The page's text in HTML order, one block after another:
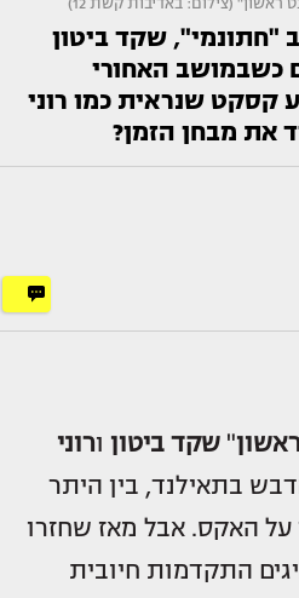
(צילום: באדיבות קשת 12)
"חתונמי", שקד ביטון
כשבמושב האחורי
קסקט שנראית כמו רוני
את מבחן הזמן?
" שקד ביטון ורוני
בתאילנד, בין היתר
על האקס. אבל מאז שחזרו
התקדמות חיובית